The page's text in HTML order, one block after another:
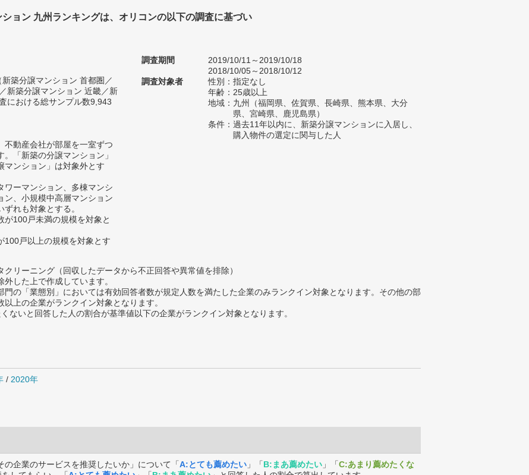
ョン 九州ランキングは、オリコンの以下の調査に基づい
築分譲マンション 首都圏／
新築分譲マンション 近畿／新
における総サンプル数9,943
不動産会社が部屋を一室ずつ
「新築の分譲マンション」
マンション」は対象外とす
ワーマンション、多棟マンシ
ン、小規模中高層マンション
れも対象とする。
100戸未満の規模を対象と
100戸以上の規模を対象とす
調査期間
2019/10/11～2019/10/18
2018/10/05～2018/10/12
調査対象者
性別：指定なし
年齢：25歳以上
地域：九州（福岡県、佐賀県、長崎県、熊本県、大分
県、宮崎県、鹿児島県）
条件：過去11年以内に、新築分譲マンションに入居し、
購入物件の選定に関与した人
リーニング（回収したデータから不正回答や異常値を排除）
した上で作成しています。
の「業態別」においては有効回答者数が規定人数を満たした企業のみランクイン対象となります。その他の部
上の企業がランクイン対象となります。
ないと回答した人の割合が基準値以下の企業がランクイン対象となります。
/ 2020年
企業のサービスを推奨したいか」について「A:とても薦めたい 」「B:まあ薦めたい 」「C:あまり薦めたくな